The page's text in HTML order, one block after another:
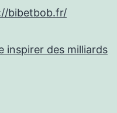
bibetbob.fr/
inspirer des milliards